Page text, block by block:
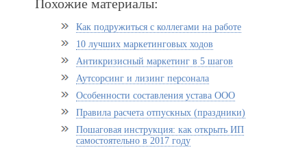
Похожие материалы:
Как подружиться с коллегами на работе
10 лучших маркетинговых ходов
Антикризисный маркетинг в 5 шагов
Аутсорсинг и лизинг персонала
Особенности составления устава ООО
Правила расчета отпускных (праздники)
Пошаговая инструкция: как открыть ИП
самостоятельно в 2017 году